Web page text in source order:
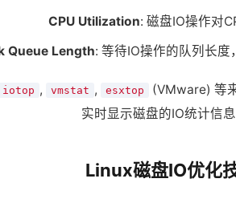
CPU Utilization: 磁盘IO操作对
Queue Length: 等待IO操作的队列长度
iotop , vmstat , esxtop (VMware) 等
实时显示磁盘的IO统计信息
Linux磁盘IO优化